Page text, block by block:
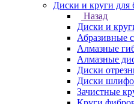
Диски и круги
Назад
Диски и
Абразивные
Алмазные
Алмазные
Диски
Диски
Зачистные